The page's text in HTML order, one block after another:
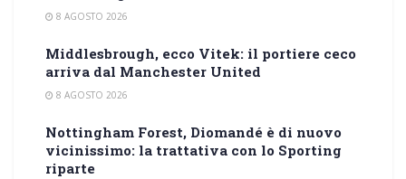
8 AGOSTO 2026
Middlesbrough, ecco Vitek: il portiere ceco
arriva dal Manchester United
8 AGOSTO 2026
Nottingham Forest, Diomandé è di nuovo
vicinissimo: la trattativa con lo Sporting
riparte